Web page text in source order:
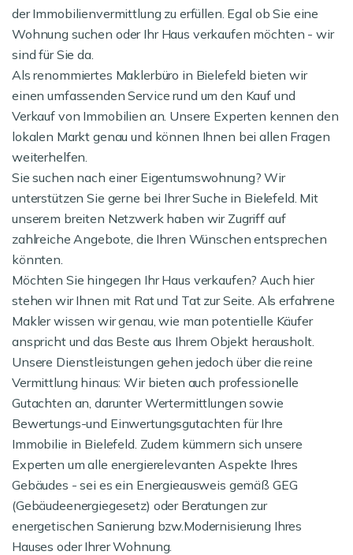
der Immobilienvermittlung zu erfüllen. Egal ob Sie eine
Wohnung suchen oder Ihr Haus verkaufen möchten - wir
sind für Sie da.
Als renommiertes Maklerbüro in Bielefeld bieten wir
einen umfassenden Service rund um den Kauf und
Verkauf von Immobilien an. Unsere Experten kennen den
lokalen Markt genau und können Ihnen bei allen Fragen
weiterhelfen.
Sie suchen nach einer Eigentumswohnung? Wir
unterstützen Sie gerne bei Ihrer Suche in Bielefeld. Mit
unserem breiten Netzwerk haben wir Zugriff auf
zahlreiche Angebote, die Ihren Wünschen entsprechen
könnten.
Möchten Sie hingegen Ihr Haus verkaufen? Auch hier
stehen wir Ihnen mit Rat und Tat zur Seite. Als erfahrene
Makler wissen wir genau, wie man potentielle Käufer
anspricht und das Beste aus Ihrem Objekt herausholt.
Unsere Dienstleistungen gehen jedoch über die reine
Vermittlung hinaus: Wir bieten auch professionelle
Gutachten an, darunter Wertermittlungen sowie
Bewertungs-und Einwertungsgutachten für Ihre
Immobilie in Bielefeld. Zudem kümmern sich unsere
Experten um alle energierelevanten Aspekte Ihres
Gebäudes - sei es ein Energieausweis gemäß GEG
(Gebäudeenergiegesetz) oder Beratungen zur
energetischen Sanierung bzw.Modernisierung Ihres
Hauses oder Ihrer Wohnung.